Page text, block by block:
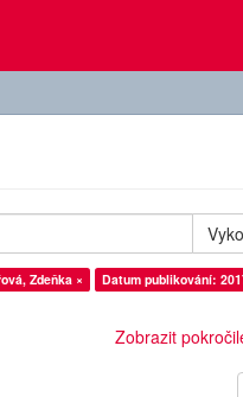
Zdeňka ×
Datum publikování:
Zobrazit